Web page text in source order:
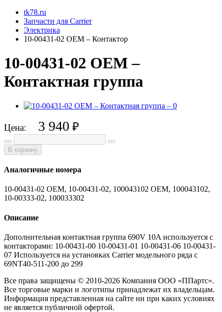
tk78.ru
Запчасти для Carrier
Электрика
10-00431-02 OEM – Контактор
10-00431-02 OEM –
Контактная группа
Цена: 3 940 ₽
В корзину
Аналогичные номера
10-00431-02 OEM, 10-00431-02, 100043102 OEM, 100043102,
10-00333-02, 100033302
Описание
Дополнительная контактная группа 690V 10A используется с
контакторами: 10-00431-00 10-00431-01 10-00431-06 10-00431-
07 Используется на установках Carrier модельного ряда с
69NT40-511-200 до 299
Все права защищены © 2010-2026 Компания ООО «ППартс».
Все торговые марки и логотипы принадлежат их владельцам.
Информация представленная на сайте ни при каких условиях
не является публичной офертой.